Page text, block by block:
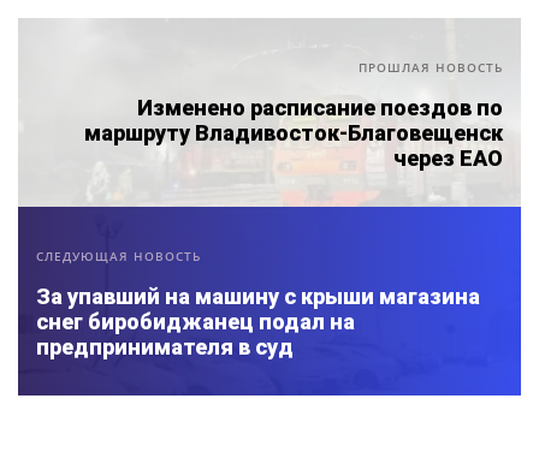
ПРОШЛАЯ НОВОСТЬ
Изменено расписание поездов по
маршруту Владивосток-Благовещенск
через ЕАО
СЛЕДУЮЩАЯ НОВОСТЬ
За упавший на машину с крыши магазина
снег биробиджанец подал на
предпринимателя в суд